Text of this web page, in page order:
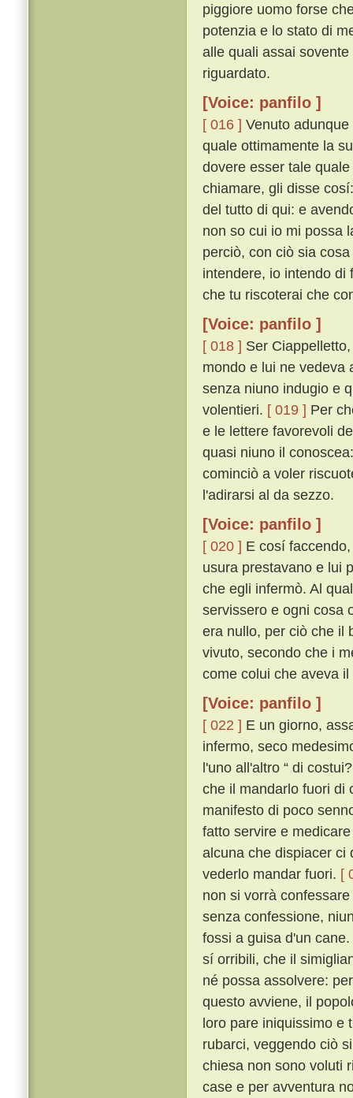
piggiore uomo forse
potenzia e lo stato di
alle quali assai
riguardato.
[Voice: panfilo ]
[ 016 ] Venuto
quale ottimamente la
dovere esser tale
chiamare, gli disse
del tutto di qui: e
non so cui io mi possa
perciò, con ciò sia
intendere, io intendo di
che tu riscoterai che
[Voice: panfilo ]
[ 018 ] Ser
mondo e lui ne vedeva
senza niuno indugio e
volentieri. [ 019 ] Per
e le lettere favorevoli
quasi niuno il
cominciò a voler
l'adirarsi al da sezzo.
[Voice: panfilo ]
[ 020 ] E cosí
usura prestavano e lui
che egli infermò. Al
servissero e ogni cosa
era nullo, per ciò che il
vivuto, secondo che i
come colui che aveva
[Voice: panfilo ]
[ 022 ] E un giorno,
infermo, seco
l'uno all'altro “ di
che il mandarlo fuori di
manifesto di poco
fatto servire e
alcuna che dispiacer ci
vederlo mandar fuori. [
non si vorrà
senza confessione,
fossi a guisa d'un cane.
sí orribili, che il
né possa assolvere:
questo avviene, il
loro pare iniquissimo e
rubarci, veggendo ciò
chiesa non sono voluti
case e per avventura